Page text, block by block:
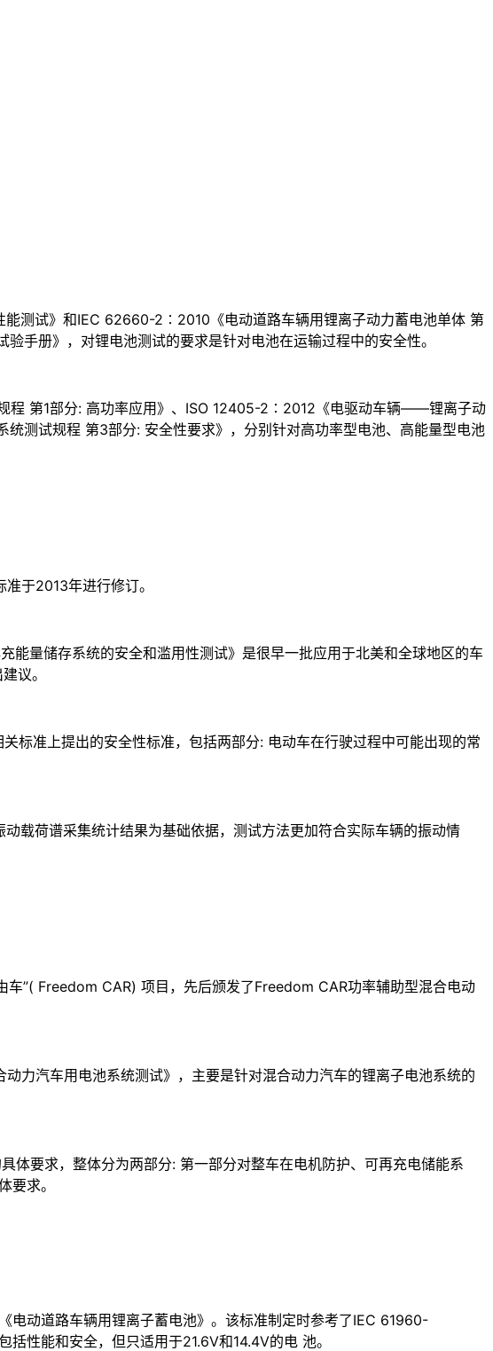
测试》和IEC 62660-2∶2010《电动道路车辆用锂离子动力蓄电池单体 第
手册》，对锂电池测试的要求是针对电池在运输过程中的安全性。
程 第1部分: 高功率应用》、ISO 12405-2∶2012《电驱动车辆——锂离子动
测试规程 第3部分: 安全性要求》，分别针对高功率型电池、高能量型电池
于2013年进行修订。
量储存系统的安全和滥用性测试》是很早一批应用于北美和全球地区的车
议。
标准上提出的安全性标准，包括两部分: 电动车在行驶过程中可能出现的常
载荷谱采集统计结果为基础依据，测试方法更加符合实际车辆的振动情
”( Freedom CAR) 项目，先后颁发了Freedom CAR功率辅助型混合电动
力汽车用电池系统测试》，主要是针对混合动力汽车的锂离子电池系统的
体要求，整体分为两部分: 第一部分对整车在电机防护、可再充电储能系
要求。
电动道路车辆用锂离子蓄电池》。该标准制定时参考了IEC 61960-
性能和安全，但只适用于21.6V和14.4V的电 池。